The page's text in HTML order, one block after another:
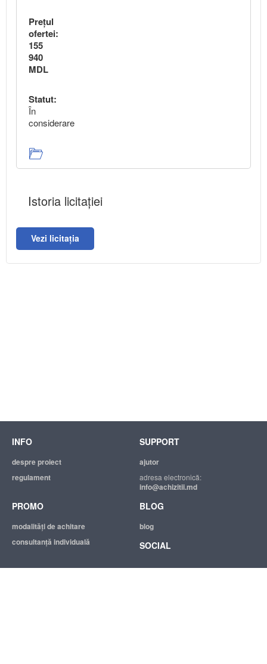
Preţul
ofertei:
155
940
MDL
Statut:
În
considerare
Istoria licitației
Vezi licitația
INFO
despre proiect
regulament
SUPPORT
ajutor
adresa electronică:
info@achizitii.md
PROMO
modalităţi de achitare
consultanță individuală
BLOG
blog
SOCIAL